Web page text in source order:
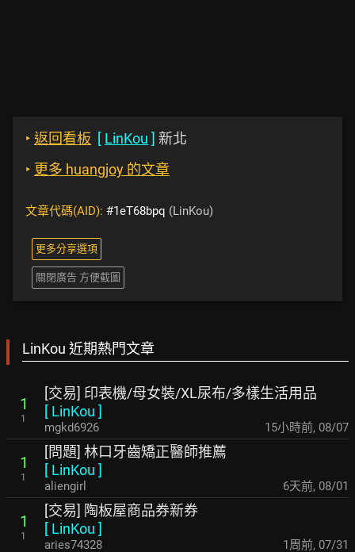
‣ 返回看板 [ LinKou ] 新北
‣ 更多 huangjoy 的文章
文章代碼(AID): #1eT68bpq (LinKou)
更多分享選項
關閉廣告 方便截圖
LinKou 近期熱門文章
1
1
[交易] 印表機/母女裝/XL尿布/多樣生活用品
[ LinKou ]
mgkd6926 15小時前, 08/07
1
1
[問題] 林口牙齒矯正醫師推薦
[ LinKou ]
aliengirl 6天前, 08/01
1
1
[交易] 陶板屋商品券新券
[ LinKou ]
aries74328 1周前, 07/31